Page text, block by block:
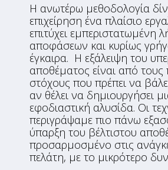
Η ανωτέρω μεθοδολογία
επιχείρηση ένα πλαίσιο
επιτύχει εμπεριστατωμένη
αποφάσεων και κυρίως
έγκαιρα. H εξάλειψη του
αποθέματος είναι από
στόχους που πρέπει να
αν θέλει να δημιουργήσει
εφοδιαστική αλυσίδα. Οι
περιγράψαμε πιο πάνω
ύπαρξη του βέλτιστου
προσαρμοσμένο στις
πελάτη, με το μικρότερο